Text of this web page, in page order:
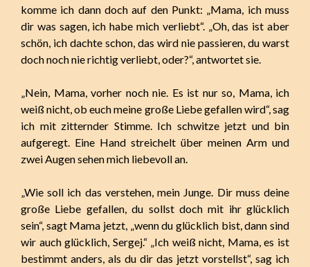
komme ich dann doch auf den Punkt: „Mama, ich muss
dir was sagen, ich habe mich verliebt“. „Oh, das ist aber
schön, ich dachte schon, das wird nie passieren, du warst
doch noch nie richtig verliebt, oder?“, antwortet sie.
„Nein, Mama, vorher noch nie. Es ist nur so, Mama, ich
weiß nicht, ob euch meine große Liebe gefallen wird“, sag
ich mit zitternder Stimme. Ich schwitze jetzt und bin
aufgeregt. Eine Hand streichelt über meinen Arm und
zwei Augen sehen mich liebevoll an.
„Wie soll ich das verstehen, mein Junge. Dir muss deine
große Liebe gefallen, du sollst doch mit ihr glücklich
sein“, sagt Mama jetzt, „wenn du glücklich bist, dann sind
wir auch glücklich, Sergej.“ „Ich weiß nicht, Mama, es ist
bestimmt anders, als du dir das jetzt vorstellst“, sag ich